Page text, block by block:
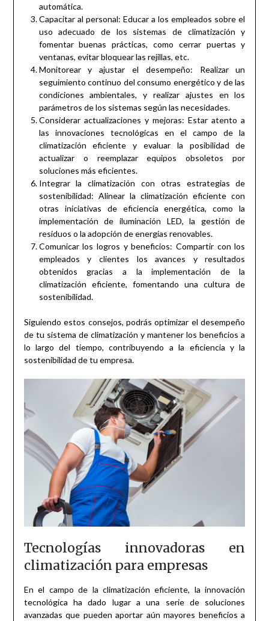
automática.
Capacitar al personal: Educar a los empleados sobre el
uso adecuado de los sistemas de climatización y
fomentar buenas prácticas, como cerrar puertas y
ventanas, evitar bloquear las rejillas, etc.
Monitorear y ajustar el desempeño: Realizar un
seguimiento continuo del consumo energético y de las
condiciones ambientales, y realizar ajustes en los
parámetros de los sistemas según las necesidades.
Considerar actualizaciones y mejoras: Estar atento a
las innovaciones tecnológicas en el campo de la
climatización eficiente y evaluar la posibilidad de
actualizar o reemplazar equipos obsoletos por
soluciones más eficientes.
Integrar la climatización con otras estrategias de
sostenibilidad: Alinear la climatización eficiente con
otras iniciativas de eficiencia energética, como la
implementación de iluminación LED, la gestión de
residuos o la adopción de energías renovables.
Comunicar los logros y beneficios: Compartir con los
empleados y clientes los avances y resultados
obtenidos gracias a la implementación de la
climatización eficiente, fomentando una cultura de
sostenibilidad.
Siguiendo estos consejos, podrás optimizar el desempeño
de tu sistema de climatización y mantener los beneficios a
lo largo del tiempo, contribuyendo a la eficiencia y la
sostenibilidad de tu empresa.
Tecnologías innovadoras en
climatización para empresas
En el campo de la climatización eficiente, la innovación
tecnológica ha dado lugar a una serie de soluciones
avanzadas que pueden aportar aún mayores beneficios a